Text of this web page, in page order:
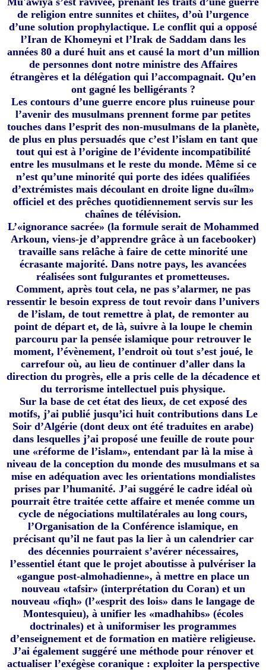
de religion entre sunnites et chiites, d’où l’urgence
d’une solution prophylactique. Le conflit qui a opposé
l’Iran de Khomeyni et l’Irak de Saddam dans les
années 80 a duré huit ans et causé la mort d’un million
de personnes dont notre ministre des Affaires
étrangères et la délégation qui l’accompagnait. Qu’en
ont gagné les belligérants ?
Les contours d’une guerre encore plus ruineuse pour
l’avenir des musulmans prennent forme par petites
touches dans l’esprit des non-musulmans de la planète,
de plus en plus persuadés que c’est l’islam en tant que
tout qui est à l’origine de l’évidente incompatibilité
entre les musulmans et le reste du monde. Même si ce
n’est qu’une minorité qui porte des idées qualifiées
d’extrémistes mais découlant en droite ligne du«îlm»
officiel et des prêches quotidiennement servis sur les
chaînes de télévision.
L’«ignorance sacrée» (la formule serait de Mohammed
Arkoun, viens-je d’apprendre grâce à un facebooker)
travaille sans relâche à faire de cette minorité une
écrasante majorité. Dans notre pays, les avancées
réalisées sont fulgurantes et prometteuses.
Comment, après tout cela, ne pas s’alarmer, ne pas
ressentir le besoin express de tout revoir dans l’univers
de l’islam, de tout remettre à plat, de remonter au
point de départ et, de là, suivre à la loupe le chemin
parcouru par la pensée islamique pour retrouver le
moment, l’évènement, l’endroit où tout s’est joué, le
carrefour où, au lieu de continuer d’aller dans la
direction du progrès, elle a pris celle de la décadence et
du terrorisme intellectuel puis physique.
Sur la base de cet état des lieux, de cet exposé des
motifs, j’ai publié jusqu’ici huit contributions dans Le
Soir d’Algérie (dont deux ont été traduites en arabe)
dans lesquelles j’ai proposé une feuille de route pour
une «réforme de l’islam», entendant par là la mise à
niveau de la conception du monde des musulmans et sa
mise en adéquation avec les orientations mondialistes
prises par l’humanité. J’ai suggéré le cadre idéal où
pourrait être traitée cette affaire et menée comme un
cycle de négociations multilatérales au long cours,
l’Organisation de la Conférence islamique, en
précisant qu’il ne faut pas la lier à un calendrier car
des décennies pourraient s’avérer nécessaires,
l’essentiel étant que le projet aboutisse à pulvériser la
«gangue post-almohadienne», à mettre en place un
nouveau «tafsir» (interprétation du Coran) et un
nouveau «fiqh» (l’«esprit des lois» dans le langage de
Montesquieu), à unifier les «madhahibs» (écoles
doctrinales) et à uniformiser les programmes
d’enseignement et de formation en matière religieuse.
J’ai également suggéré une méthode pour rénover et
actualiser l’exégèse coranique : exploiter la perspective